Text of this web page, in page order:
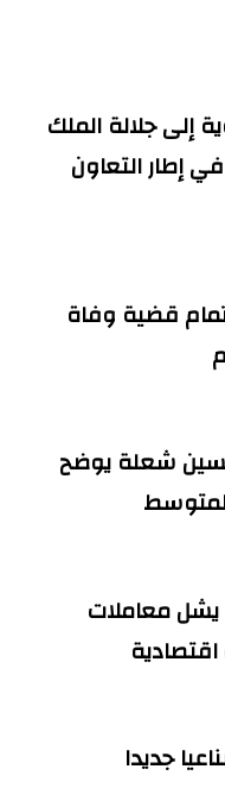
إلى جلالة الملك
إطار التعاون
قضية وفاة
شعلة يوضح
يشل معاملات